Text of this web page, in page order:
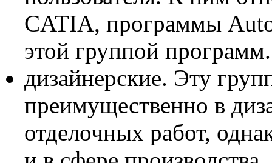
CATIA, программы
этой группой программ.
дизайнерские. Эту
преимущественно в
отделочных работ,